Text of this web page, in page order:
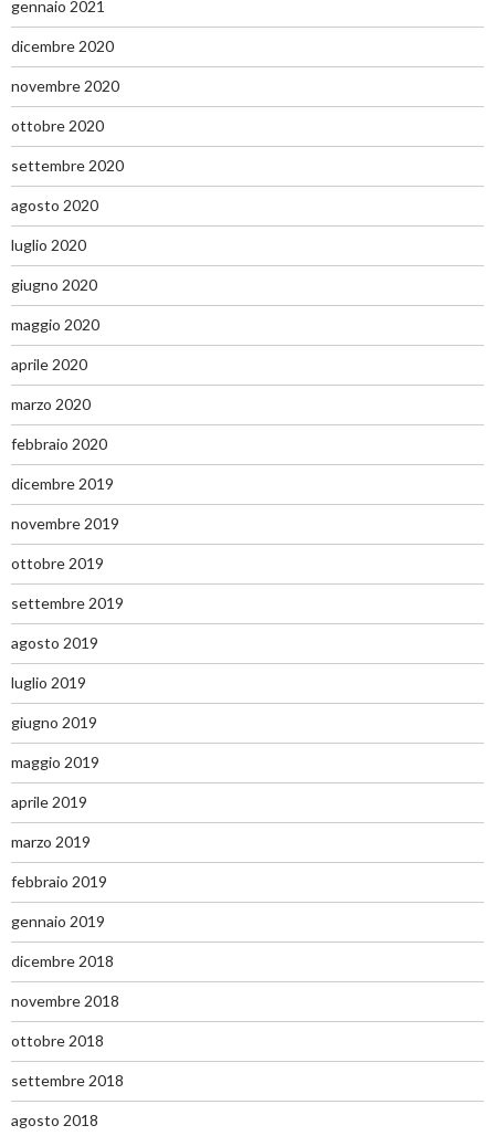
gennaio 2021
dicembre 2020
novembre 2020
ottobre 2020
settembre 2020
agosto 2020
luglio 2020
giugno 2020
maggio 2020
aprile 2020
marzo 2020
febbraio 2020
dicembre 2019
novembre 2019
ottobre 2019
settembre 2019
agosto 2019
luglio 2019
giugno 2019
maggio 2019
aprile 2019
marzo 2019
febbraio 2019
gennaio 2019
dicembre 2018
novembre 2018
ottobre 2018
settembre 2018
agosto 2018